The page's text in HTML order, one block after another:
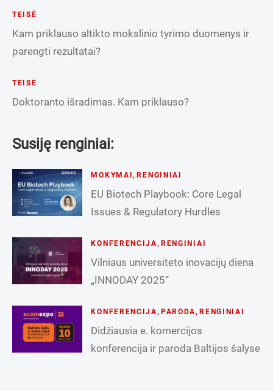
TEISĖ
Kam priklauso altikto mokslinio tyrimo duomenys ir
parengti rezultatai?
TEISĖ
Doktoranto išradimas. Kam priklauso?
Susiję renginiai:
MOKYMAI ,RENGINIAI
EU Biotech Playbook: Core Legal
Issues & Regulatory Hurdles
KONFERENCIJA , RENGINIAI
Vilniaus universiteto inovacijų diena
„INNODAY 2025“
KONFERENCIJA , PARODA ,RENGINIAI
Didžiausia e. komercijos
konferencija ir paroda Baltijos šalyse